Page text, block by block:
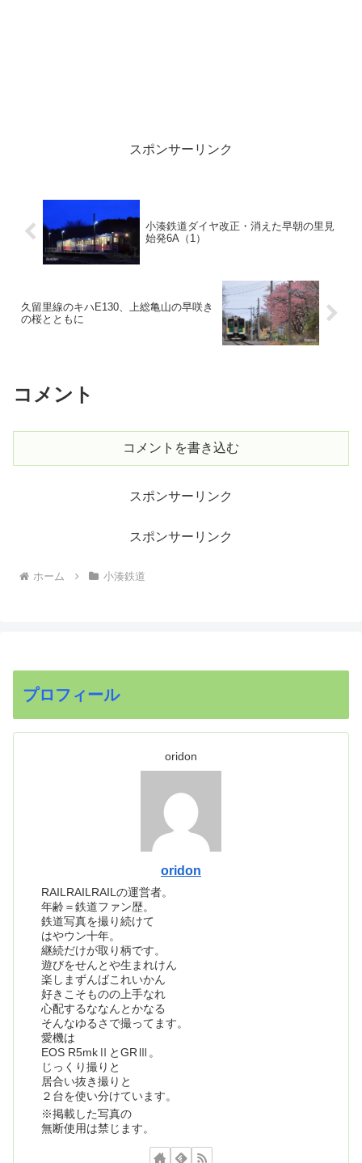
スポンサーリンク
小湊鉄道ダイヤ改正・消えた早朝の里見
始発6A（1）
久留里線のキハE130、上総亀山の早咲き
の桜とともに
コメント
コメントを書き込む
スポンサーリンク
スポンサーリンク
ホーム 小湊鉄道
プロフィール
oridon
oridon
RAILRAILRAILの運営者。
年齢＝鉄道ファン歴。
鉄道写真を撮り続けて
はやウン十年。
継続だけが取り柄です。
遊びをせんとや生まれけん
楽しまずんばこれいかん
好きこそものの上手なれ
心配するななんとかなる
そんなゆるさで撮ってます。
愛機は
EOS R5mkⅡとGRⅢ。
じっくり撮りと
居合い抜き撮りと
２台を使い分けています。
※掲載した写真の
無断使用は禁じます。